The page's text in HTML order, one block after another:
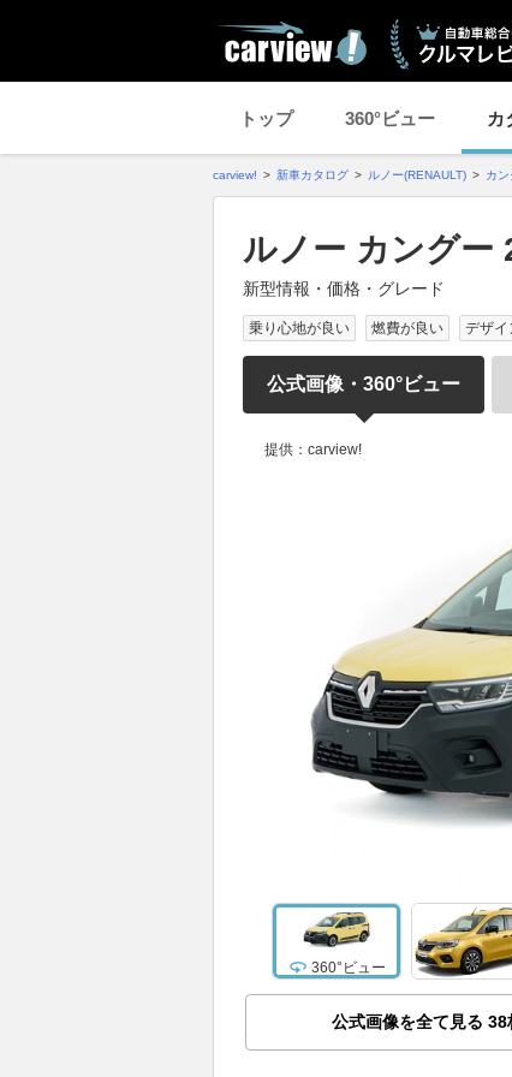
トップ 360°ビュー カ
carview! 新車カタログ ルノー(RENAULT) カン
ルノー カングー
新型情報・価格・グレード
乗り心地が良い 燃費が良い デザイ
公式画像・360°ビュー
提供：carview!
360°ビュー
公式画像を全て見る 38